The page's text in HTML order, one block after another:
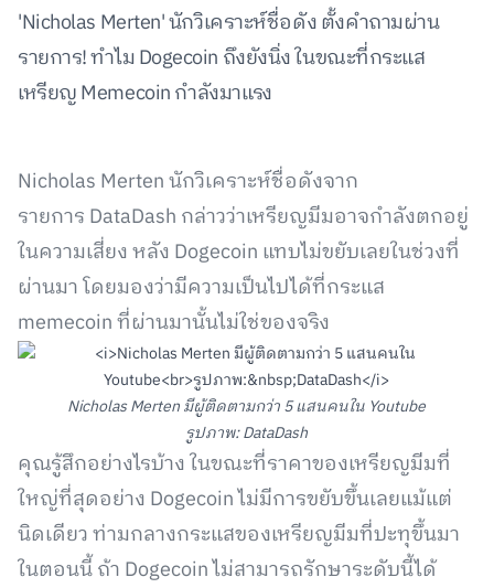
'Nicholas Merten' นักวิเคราะห์ชื่อดัง ตั้งคำถามผ่าน
รายการ! ทำไม Dogecoin ถึงยังนิ่ง ในขณะที่กระแส
เหรียญ Memecoin กำลังมาแรง
Nicholas Merten นักวิเคราะห์ชื่อดังจาก
รายการ DataDash กล่าวว่าเหรียญมีมอาจกำลังตกอยู่
ในความเสี่ยง หลัง Dogecoin แทบไม่ขยับเลยในช่วงที่
ผ่านมา โดยมองว่ามีความเป็นไปได้ที่กระแส
memecoin ที่ผ่านมานั้นไม่ใช่ของจริง
Nicholas Merten มีผู้ติดตามกว่า 5 แสนคนใน Youtube
รูปภาพ: DataDash
คุณรู้สึกอย่างไรบ้าง ในขณะที่ราคาของเหรียญมีมที่
ใหญ่ที่สุดอย่าง Dogecoin ไม่มีการขยับขึ้นเลยแม้แต่
นิดเดียว ท่ามกลางกระแสของเหรียญมีมที่ปะทุขึ้นมา
ในตอนนี้ ถ้า Dogecoin ไม่สามารถรักษาระดับนี้ได้